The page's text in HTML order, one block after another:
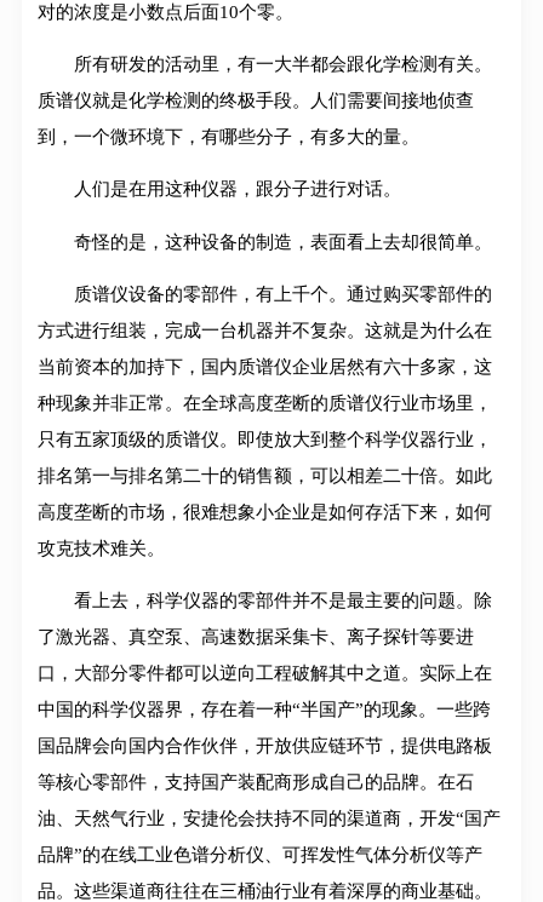
对的浓度是小数点后面10个零。
所有研发的活动里，有一大半都会跟化学检测有关。
质谱仪就是化学检测的终极手段。人们需要间接地侦查
到，一个微环境下，有哪些分子，有多大的量。
人们是在用这种仪器，跟分子进行对话。
奇怪的是，这种设备的制造，表面看上去却很简单。
质谱仪设备的零部件，有上千个。通过购买零部件的
方式进行组装，完成一台机器并不复杂。这就是为什么在
当前资本的加持下，国内质谱仪企业居然有六十多家，这
种现象并非正常。在全球高度垄断的质谱仪行业市场里，
只有五家顶级的质谱仪。即使放大到整个科学仪器行业，
排名第一与排名第二十的销售额，可以相差二十倍。如此
高度垄断的市场，很难想象小企业是如何存活下来，如何
攻克技术难关。
看上去，科学仪器的零部件并不是最主要的问题。除
了激光器、真空泵、高速数据采集卡、离子探针等要进
口，大部分零件都可以逆向工程破解其中之道。实际上在
中国的科学仪器界，存在着一种“半国产”的现象。一些跨
国品牌会向国内合作伙伴，开放供应链环节，提供电路板
等核心零部件，支持国产装配商形成自己的品牌。在石
油、天然气行业，安捷伦会扶持不同的渠道商，开发“国产
品牌”的在线工业色谱分析仪、可挥发性气体分析仪等产
品。这些渠道商往往在三桶油行业有着深厚的商业基础。